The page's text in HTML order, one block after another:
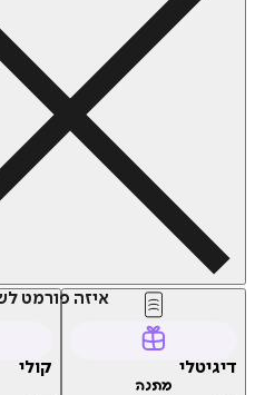
איזה פורמט לשלוח